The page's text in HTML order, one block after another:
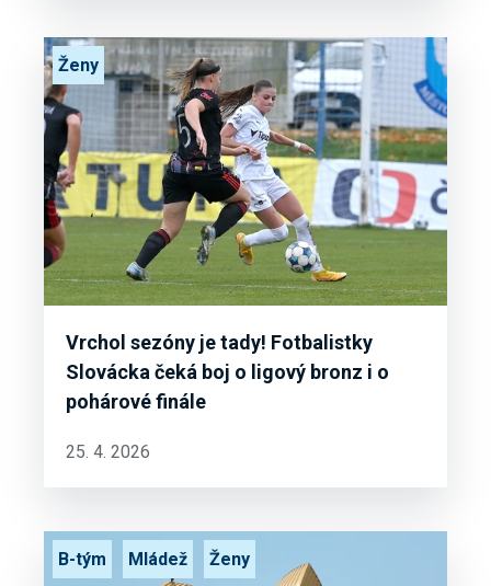
Vrchol sezóny je tady! Fotbalistky
Slovácka čeká boj o ligový bronz i o
pohárové finále
Ženy
25. 4. 2026
B-tým Mládež Ženy